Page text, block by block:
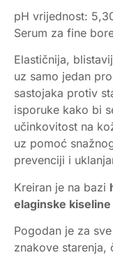
pH vrijednost:
Serum za fine
Elastičnija,
uz samo jedan
sastojaka protiv
isporuke kako bi
učinkovitost na
uz pomoć
prevenciji i
Kreiran je na bazi
elaginske kiseline
Pogodan je za
znakove starenja,